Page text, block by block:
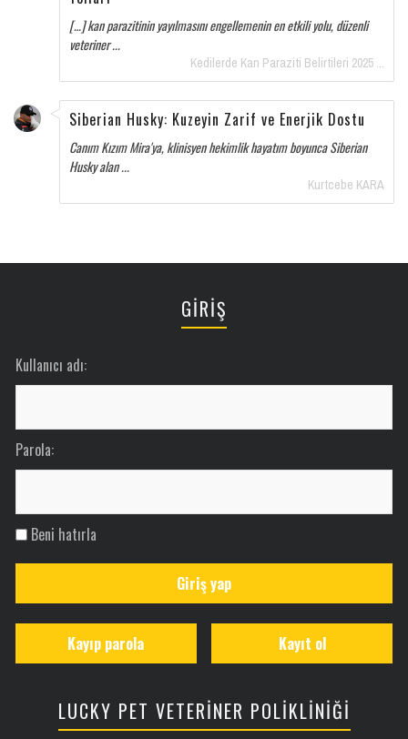
[…] kan parazitinin yayılmasını engellemenin en etkili yolu, düzenli
veteriner ...
Kedilerde Kan Paraziti Belirtileri 2025 ...
Siberian Husky: Kuzeyin Zarif ve Enerjik Dostu
Canım Kızım Mira'ya, klinisyen hekimlik hayatım boyunca Siberian
Husky alan ...
Kurtcebe KARA
GİRİŞ
Kullanıcı adı:
Parola:
Beni hatırla
Giriş yap
Kayıt ol
Kayıp parola
LUCKY PET VETERİNER POLİKLİNİĞİ